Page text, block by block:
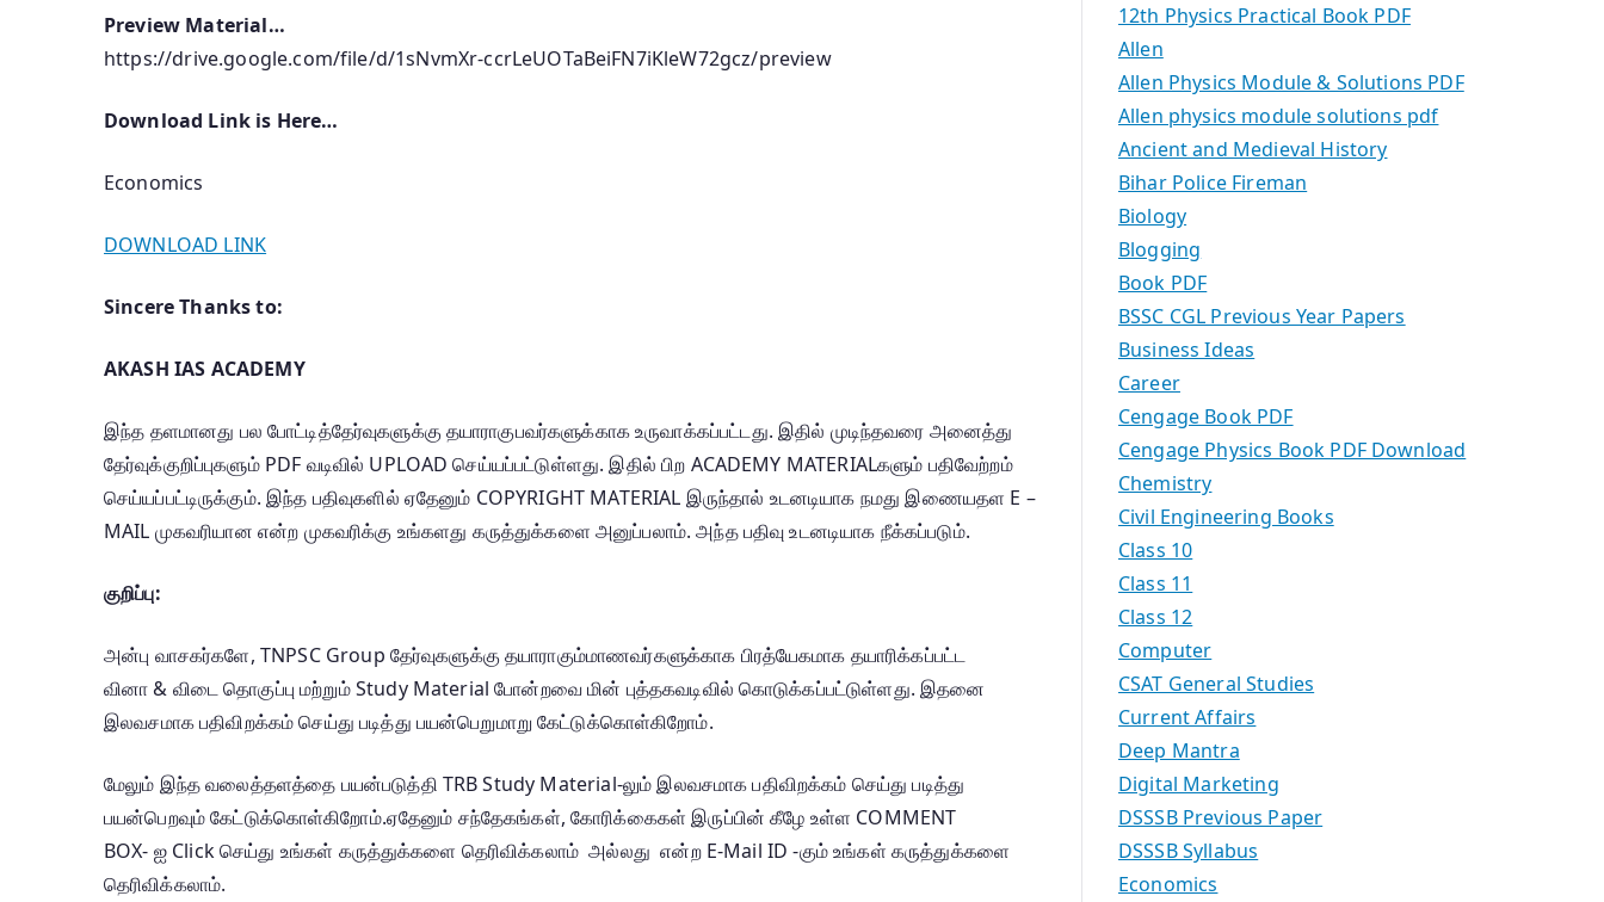
Preview Material…
https://drive.google.com/file/d/1sNvmXr-ccrLeUOTaBeiFN7iKleW72gcz/preview
Download Link is Here…
Economics
DOWNLOAD LINK
Sincere Thanks to:
AKASH IAS ACADEMY
இந்த தளமானது பல போட்டித்தேர்வுகளுக்கு தயாராகுபவர்களுக்காக உருவாக்கப்பட்டது. இதில் முடிந்தவரை அனைத்து
தேர்வுக்குறிப்புகளும் PDF வடிவில் UPLOAD செய்யப்பட்டுள்ளது. இதில் பிற ACADEMY MATERIALகளும் பதிவேற்றம்
செய்யப்பட்டிருக்கும். இந்த பதிவுகளில் ஏதேனும் COPYRIGHT MATERIAL இருந்தால் உடனடியாக நமது இணையதள E –
MAIL முகவரியான என்ற முகவரிக்கு உங்களது கருத்துக்களை அனுப்பலாம். அந்த பதிவு உடனடியாக நீக்கப்படும்.
குறிப்பு:
அன்பு வாசகர்களே, TNPSC Group தேர்வுகளுக்கு தயாராகும்மாணவர்களுக்காக பிரத்யேகமாக தயாரிக்கப்பட்ட
வினா & விடை தொகுப்பு மற்றும் Study Material போன்றவை மின் புத்தகவடிவில் கொடுக்கப்பட்டுள்ளது. இதனை
இலவசமாக பதிவிறக்கம் செய்து படித்து பயன்பெறுமாறு கேட்டுக்கொள்கிறோம்.
மேலும் இந்த வலைத்தளத்தை பயன்படுத்தி TRB Study Material-லும் இலவசமாக பதிவிறக்கம் செய்து படித்து
பயன்பெறவும் கேட்டுக்கொள்கிறோம்.ஏதேனும் சந்தேகங்கள், கோரிக்கைகள் இருப்பின் கீழே உள்ள COMMENT
BOX- ஐ Click செய்து உங்கள் கருத்துக்களை தெரிவிக்கலாம் அல்லது என்ற E-Mail ID -கும் உங்கள் கருத்துக்களை
தெரிவிக்கலாம்.
12th Physics Practical Book PDF
Allen
Allen Physics Module & Solutions PDF
Allen physics module solutions pdf
Ancient and Medieval History
Bihar Police Fireman
Biology
Blogging
Book PDF
BSSC CGL Previous Year Papers
Business Ideas
Career
Cengage Book PDF
Cengage Physics Book PDF Download
Chemistry
Civil Engineering Books
Class 10
Class 11
Class 12
Computer
CSAT General Studies
Current Affairs
Deep Mantra
Digital Marketing
DSSSB Previous Paper
DSSSB Syllabus
Economics